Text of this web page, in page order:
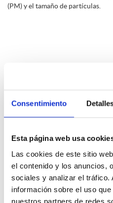
Consentimiento
Esta página web usa
Las cookies de este sitio
el contenido y los anuncios,
sociales y analizar el tráfico.
información sobre el uso
nuestros partners de redes
(PM) y el tamaño de partículas.
Pegasor Airam
PN, LDSA, PM y detección del
sistema.
Solicitar